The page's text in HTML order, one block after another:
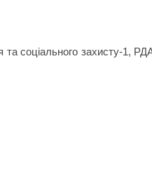
соціального захисту-1,